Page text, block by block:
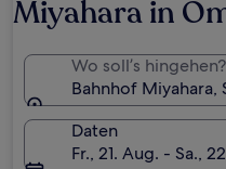
Miyahara in
Wo soll’s hingehen?
Bahnhof Miyahara,
Daten
Fr., 21. Aug. - Sa.,